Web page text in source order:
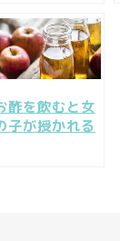
挙検証
酢を飲むと女
子が授かれる